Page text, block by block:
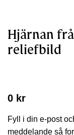
Hjärnan
reliefbild
0 kr
Fyll i din e-post
meddelande så